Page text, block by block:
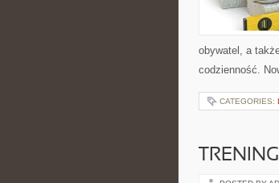
obywatel, a
codzienność.
CATEGORIES: